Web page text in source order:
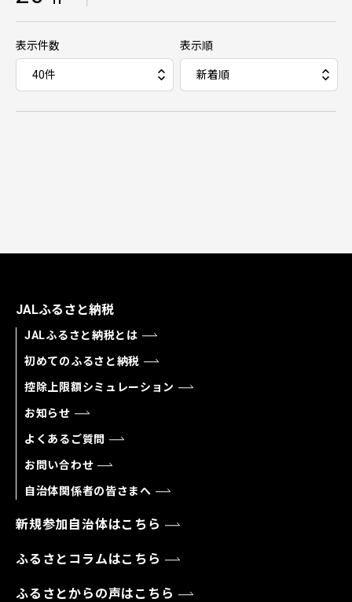
表示件数 表示順
JALふるさと納税
JALふるさと納税とは
初めてのふるさと納税
控除上限額シミュレーション
お知らせ
よくあるご質問
お問い合わせ
自治体関係者の皆さまへ
新規参加自治体はこちら
ふるさとコラムはこちら
ふるさとからの声はこちら